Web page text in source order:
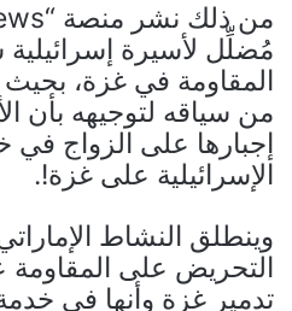
مُضلِّل لأسيرة
المقاومة في غزة، بحيث
من سياقه لتوجيهه بأن
إجبارها على الزواج
الإسرائيلية على غزة!.
وينطلق النشاط
التحريض على المقاومة
تدمير غزة وأنها في